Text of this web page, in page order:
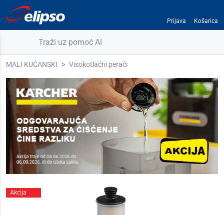
Prijava Košarica
Traži uz pomoć AI
MALI KUĆANSKI Visokotlačni perači
Akcija